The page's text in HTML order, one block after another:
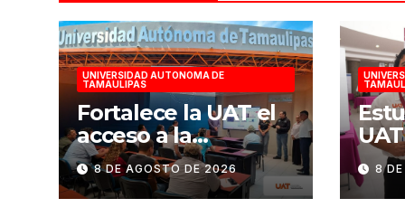
UNIVERSIDAD AUTONOMA DE
TAMAULIPAS
Fortalece la UAT el
acceso a la
educación superior
en comunidades
8 DE AGOSTO DE 2026 8